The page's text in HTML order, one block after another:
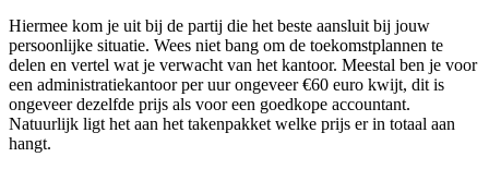
Hiermee kom je uit bij de partij die het beste aansluit bij jouw
persoonlijke situatie. Wees niet bang om de toekomstplannen te
delen en vertel wat je verwacht van het kantoor. Meestal ben je voor
een administratiekantoor per uur ongeveer €60 euro kwijt, dit is
ongeveer dezelfde prijs als voor een goedkope accountant.
Natuurlijk ligt het aan het takenpakket welke prijs er in totaal aan
hangt.